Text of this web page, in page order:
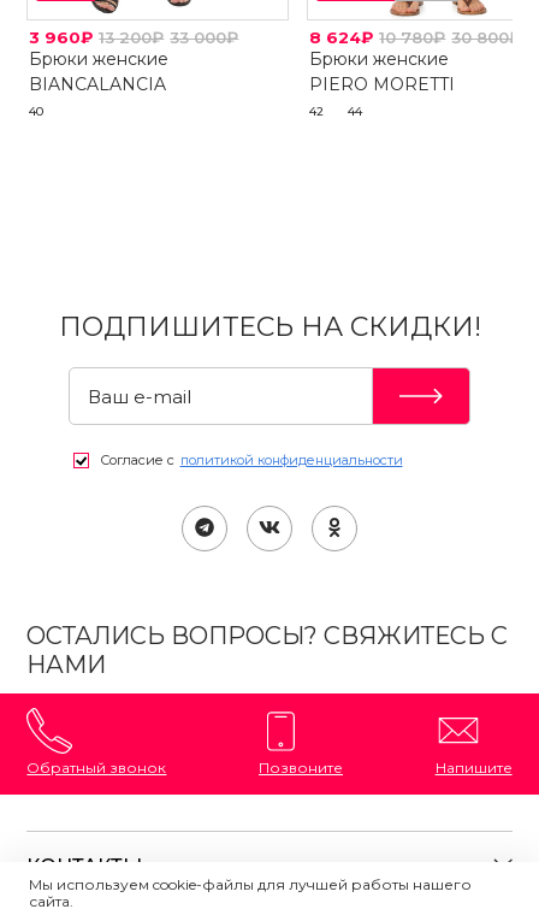
3 960₽ 13 200₽ 33 000₽
Брюки женские
BIANCALANCIA
40
8 624₽ 10 780₽ 30 800₽
Брюки женские
PIERO MORETTI
42 44
ПОДПИШИТЕСЬ НА СКИДКИ!
Согласие с политикой конфиденциальности
ОСТАЛИСЬ ВОПРОСЫ? СВЯЖИТЕСЬ С
НАМИ
Обратный звонок Позвоните Напишите
КОНТАКТЫ
Мы используем cookie-файлы для лучшей работы нашего
сайта.